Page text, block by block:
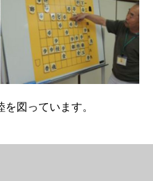
図っています。